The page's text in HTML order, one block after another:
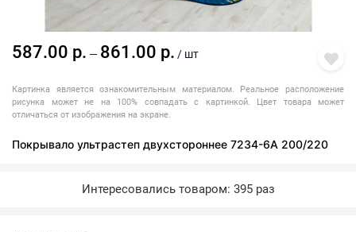
587.00 р. — 861.00 р. / шт
Картинка является ознакомительным материалом. Реальное расположение
рисунка может не на 100% совпадать с картинкой. Цвет товара может
отличаться от изображения на экране.
Покрывало ультрастеп двухстороннее 7234-6A 200/220
Интересовались товаром: 395 раз